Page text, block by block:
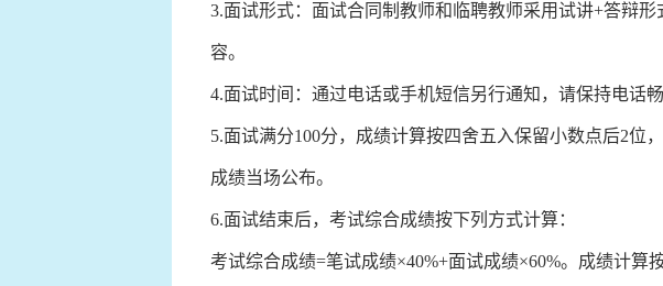
3.面试形式：面试合同制教师和临聘教师采用试讲+答辩
容。
4.面试时间：通过电话或手机短信另行通知，请保持电话畅
5.面试满分100分，成绩计算按四舍五入保留小数点后2位
成绩当场公布。
6.面试结束后，考试综合成绩按下列方式计算：
考试综合成绩=笔试成绩×40%+面试成绩×60%。成绩计